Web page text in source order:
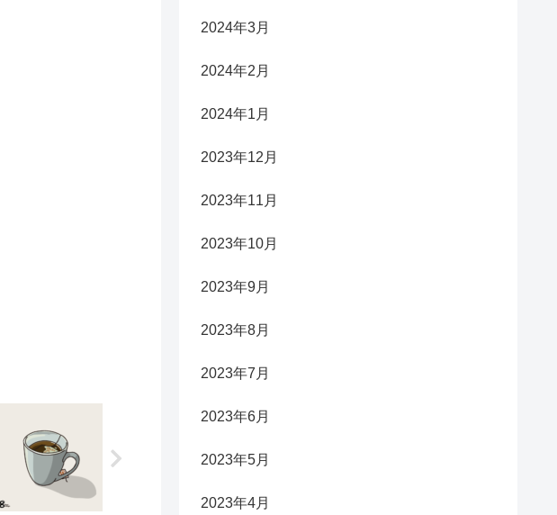
2024年3月
2024年2月
2024年1月
2023年12月
2023年11月
2023年10月
2023年9月
2023年8月
2023年7月
2023年6月
2023年5月
2023年4月